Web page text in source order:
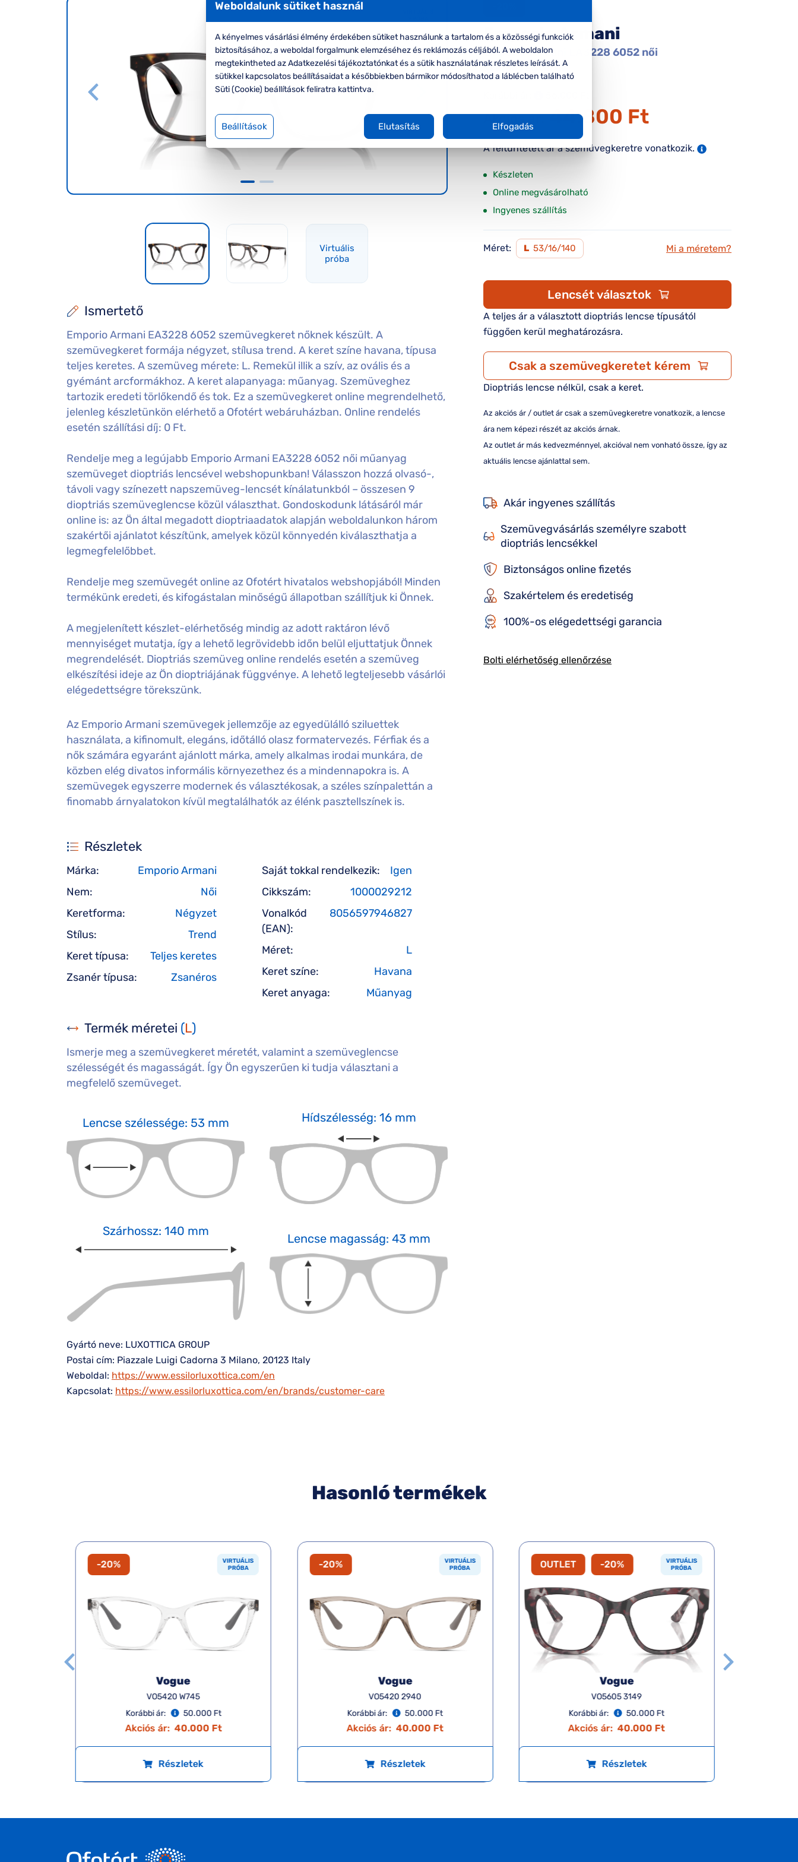
Virtuális
próba
Ismertető
Emporio Armani EA3228 6052 szemüvegkeret nőknek készült. A
szemüvegkeret formája négyzet, stílusa trend. A keret színe havana, típusa
teljes keretes. A szemüveg mérete: L. Remekül illik a szív, az ovális és a
gyémánt arcformákhoz. A keret alapanyaga: műanyag. Szemüveghez
tartozik eredeti törlőkendő és tok. Ez a szemüvegkeret online megrendelhető,
jelenleg készletünkön elérhető a Ofotért webáruházban. Online rendelés
esetén szállítási díj: 0 Ft.
Rendelje meg a legújabb Emporio Armani EA3228 6052 női műanyag
szemüveget dioptriás lencsével webshopunkban! Válasszon hozzá olvasó-,
távoli vagy színezett napszemüveg-lencsét kínálatunkból – összesen 9
dioptriás szemüveglencse közül választhat. Gondoskodunk látásáról már
online is: az Ön által megadott dioptriaadatok alapján weboldalunkon három
szakértői ajánlatot készítünk, amelyek közül könnyedén kiválaszthatja a
legmegfelelőbbet.
Rendelje meg szemüvegét online az Ofotért hivatalos webshopjából! Minden
termékünk eredeti, és kifogástalan minőségű állapotban szállítjuk ki Önnek.
A megjelenített készlet-elérhetőség mindig az adott raktáron lévő
mennyiséget mutatja, így a lehető legrövidebb időn belül eljuttatjuk Önnek
megrendelését. Dioptriás szemüveg online rendelés esetén a szemüveg
elkészítési ideje az Ön dioptriájának függvénye. A lehető legteljesebb vásárlói
elégedettségre törekszünk.
Az Emporio Armani szemüvegek jellemzője az egyedülálló sziluettek
használata, a kifinomult, elegáns, időtálló olasz formatervezés. Férfiak és a
nők számára egyaránt ajánlott márka, amely alkalmas irodai munkára, de
közben elég divatos informális környezethez és a mindennapokra is. A
szemüvegek egyszerre modernek és választékosak, a széles színpalettán a
finomabb árnyalatokon kívül megtalálhatók az élénk pasztellszínek is.
Részletek
Márka:
Emporio Armani
Nem:
Női
Keretforma:
Négyzet
Stílus:
Trend
Keret típusa:
Teljes keretes
Zsanér típusa:
Zsanéros
Saját tokkal rendelkezik:
Igen
Cikkszám:
1000029212
Vonalkód
(EAN):
8056597946827
Méret:
L
Keret színe:
Havana
Keret anyaga:
Műanyag
Termék méretei (L)
Ismerje meg a szemüvegkeret méretét, valamint a szemüveglencse
szélességét és magasságát. Így Ön egyszerűen ki tudja választani a
megfelelő szemüveget.
Lencse szélessége: 53 mm Hídszélesség: 16 mm
Szárhossz: 140 mm
Lencse magasság: 43 mm
Gyártó neve: LUXOTTICA GROUP
Postai cím: Piazzale Luigi Cadorna 3 Milano, 20123 Italy
Weboldal: https://www.essilorluxottica.com/en
Kapcsolat: https://www.essilorluxottica.com/en/brands/customer-care
Emporio Armani
Emporio Armani EA3228 6052 női
szemüvegkeret
Akciós ár: 44.800 Ft
A feltűntetett ár a szemüvegkeretre vonatkozik.
Készleten
Online megvásárolható
Ingyenes szállítás
Méret: L 53/16/140 Mi a méretem?
Lencsét választok
A teljes ár a választott dioptriás lencse típusától
függően kerül meghatározásra.
Csak a szemüvegkeretet kérem
Dioptriás lencse nélkül, csak a keret.
Az akciós ár / outlet ár csak a szemüvegkeretre vonatkozik, a lencse
ára nem képezi részét az akciós árnak.
Az outlet ár más kedvezménnyel, akcióval nem vonható össze, így az
aktuális lencse ajánlattal sem.
Akár ingyenes szállítás
Szemüvegvásárlás személyre szabott
dioptriás lencsékkel
Biztonságos online fizetés
Szakértelem és eredetiség
100%-os elégedettségi garancia
Bolti elérhetőség ellenőrzése
Hasonló termékek
-20%
VIRTUÁLIS
PRÓBA
Vogue
VO5420 W745
Korábbi ár:
50.000 Ft
Akciós ár: 40.000 Ft
Részletek
-20%
VIRTUÁLIS
PRÓBA
Vogue
VO5420 2940
Korábbi ár:
50.000 Ft
Akciós ár: 40.000 Ft
Részletek
OUTLET -20%
VIRTUÁLIS
PRÓBA
Vogue
VO5605 3149
Korábbi ár:
50.000 Ft
Akciós ár: 40.000 Ft
Részletek
Weboldalunk sütiket használ
A kényelmes vásárlási élmény érdekében sütiket használunk a tartalom és a közösségi funkciók
biztosításához, a weboldal forgalmunk elemzéséhez és reklámozás céljából. A weboldalon
megtekintheted az Adatkezelési tájékoztatónkat és a sütik használatának részletes leírását. A
sütikkel kapcsolatos beállításaidat a későbbiekben bármikor módosíthatod a láblécben található
Süti (Cookie) beállítások feliratra kattintva.
Beállítások Elutasítás Elfogadás